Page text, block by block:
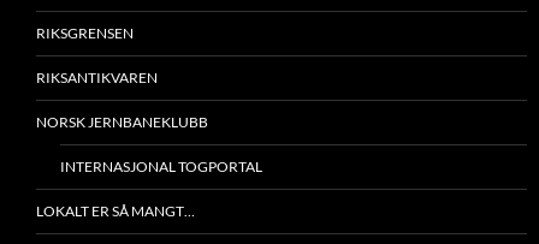
RIKSGRENSEN
RIKSANTIKVAREN
NORSK JERNBANEKLUBB
INTERNASJONAL TOGPORTAL
LOKALT ER SÅ MANGT…